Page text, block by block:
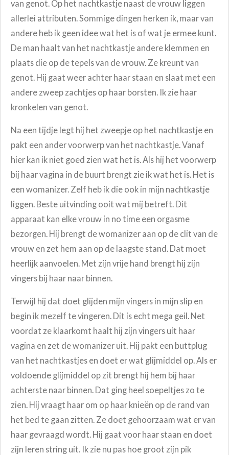
van genot. Op het nachtkastje naast de vrouw liggen
allerlei attributen. Sommige dingen herken ik, maar van
andere heb ik geen idee wat het is of wat je ermee kunt.
De man haalt van het nachtkastje andere klemmen en
plaats die op de tepels van de vrouw. Ze kreunt van
genot. Hij gaat weer achter haar staan en slaat met een
andere zweep zachtjes op haar borsten. Ik zie haar
kronkelen van genot.
Na een tijdje legt hij het zweepje op het nachtkastje en
pakt een ander voorwerp van het nachtkastje. Vanaf
hier kan ik niet goed zien wat het is. Als hij het voorwerp
bij haar vagina in de buurt brengt zie ik wat het is. Het is
een womanizer. Zelf heb ik die ook in mijn nachtkastje
liggen. Beste uitvinding ooit wat mij betreft. Dit
apparaat kan elke vrouw in no time een orgasme
bezorgen. Hij brengt de womanizer aan op de clit van de
vrouw en zet hem aan op de laagste stand. Dat moet
heerlijk aanvoelen. Met zijn vrije hand brengt hij zijn
vingers bij haar naar binnen.
Terwijl hij dat doet glijden mijn vingers in mijn slip en
begin ik mezelf te vingeren. Dit is echt mega geil. Net
voordat ze klaarkomt haalt hij zijn vingers uit haar
vagina en zet de womanizer uit. Hij pakt een buttplug
van het nachtkastjes en doet er wat glijmiddel op. Als er
voldoende glijmiddel op zit brengt hij hem bij haar
achterste naar binnen. Dat ging heel soepeltjes zo te
zien. Hij vraagt haar om op haar knieën op de rand van
het bed te gaan zitten. Ze doet gehoorzaam wat er van
haar gevraagd wordt. Hij gaat voor haar staan en doet
zijn leren string uit. Ik zie nu pas hoe groot zijn pik